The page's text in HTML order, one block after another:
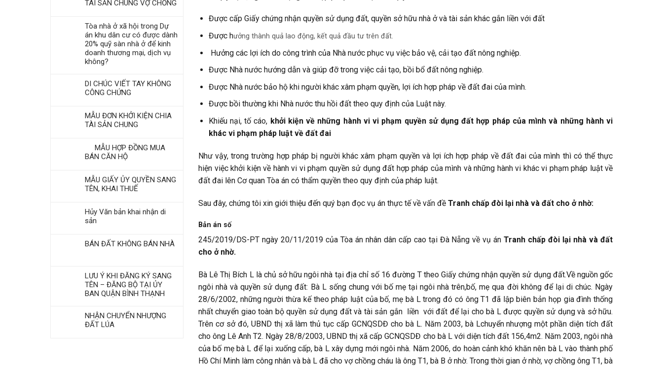
TÀI SẢN CHUNG VỢ CHỒNG
Tòa nhà ở xã hội trong Dự
án khu dân cư có được dành
20% quỹ sàn nhà ở để kinh
doanh thương mại, dịch vụ
không?
DI CHÚC VIẾT TAY KHÔNG
CÔNG CHỨNG
MẪU ĐƠN KHỞI KIỆN CHIA
TÀI SẢN CHUNG
MẪU HỢP ĐỒNG MUA
BÁN CĂN HỘ
MẪU GIẤY ỦY QUYỀN SANG
TÊN, KHAI THUẾ
Hủy Văn bản khai nhận di
sản
BÁN ĐẤT KHÔNG BÁN NHÀ
LƯU Ý KHI ĐĂNG KÝ SANG
TÊN – ĐĂNG BỘ TẠI ỦY
BAN QUẬN BÌNH THẠNH
NHẬN CHUYỂN NHƯỢNG
ĐẤT LÚA
Được cấp Giấy chứng nhận quyền sử dụng đất, quyền sở hữu nhà ở và tài sản khác gắn liền với đất
Được hưởng thành quả lao động, kết quả đầu tư trên đất.
Hưởng các lợi ích do công trình của Nhà nước phục vụ việc bảo vệ, cải tạo đất nông nghiệp.
Được Nhà nước hướng dẫn và giúp đỡ trong việc cải tạo, bồi bổ đất nông nghiệp.
Được Nhà nước bảo hộ khi người khác xâm phạm quyền, lợi ích hợp pháp về đất đai của mình.
Được bồi thường khi Nhà nước thu hồi đất theo quy định của Luật này.
Khiếu nại, tố cáo, khởi kiện về những hành vi vi phạm quyền sử dụng đất hợp pháp của mình và những hành vi
khác vi phạm pháp luật về đất đai
Như vậy, trong trường hợp pháp bị người khác xâm phạm quyền và lợi ích hợp pháp về đất đai của mình thì có thể thực
hiện việc khởi kiện về hành vi vi phạm quyền sử dụng đất hợp pháp của mình và những hành vi khác vi phạm pháp luật về
đất đai lên Cơ quan Tòa án có thẩm quyền theo quy định của pháp luật.
Sau đây, chứng tôi xin giới thiệu đến quý bạn đọc vụ án thực tế về vấn đề Tranh chấp đòi lại nhà và đất cho ở nhờ:
Bản án số
245/2019/DS-PT ngày 20/11/2019 của Tòa án nhân dân cấp cao tại Đà Nẵng về vụ ánTranh chấp đòi lại nhà và đất
cho ở nhờ.
Bà Lê Thị Bích L là chủ sở hữu ngôi nhà tại địa chỉ số 16 đường T theo Giấy chứng nhận quyền sử dụng đất.Về nguồn gốc
ngôi nhà và quyền sử dụng đất: Bà L sống chung với bố mẹ tại ngôi nhà trên,bố, mẹ qua đời không để lại di chúc. Ngày
28/6/2002, những người thừa kế theo pháp luật của bố, mẹ bà L trong đó có ông T1 đã lập biên bản họp gia đình thống
nhất chuyển giao toàn bộ quyền sử dụng đất và tài sản gắn liền với đất để lại cho bà L được quyền sử dụng và sở hữu.
Trên cơ sở đó, UBND thị xã làm thủ tục cấp GCNQSDĐ cho bà L. Năm 2003, bà Lchuyển nhượng một phần diện tích đất
cho ông Lê Anh T2. Ngày 28/8/2003, UBND thị xã cấp GCNQSDĐ cho bà L với diện tích đất 156,4m2. Năm 2003, ngôi nhà
của bố mẹ bà L để lại xuống cấp, bà L xây dựng mới ngôi nhà. Năm 2006, do hoàn cảnh khó khăn nên bà L vào thành phố
Hồ Chí Minh làm công nhân và bà L đã cho vợ chồng cháu là ông T1, bà B ở nhờ. Trong thời gian ở nhờ, vợ chồng ông T1, bà